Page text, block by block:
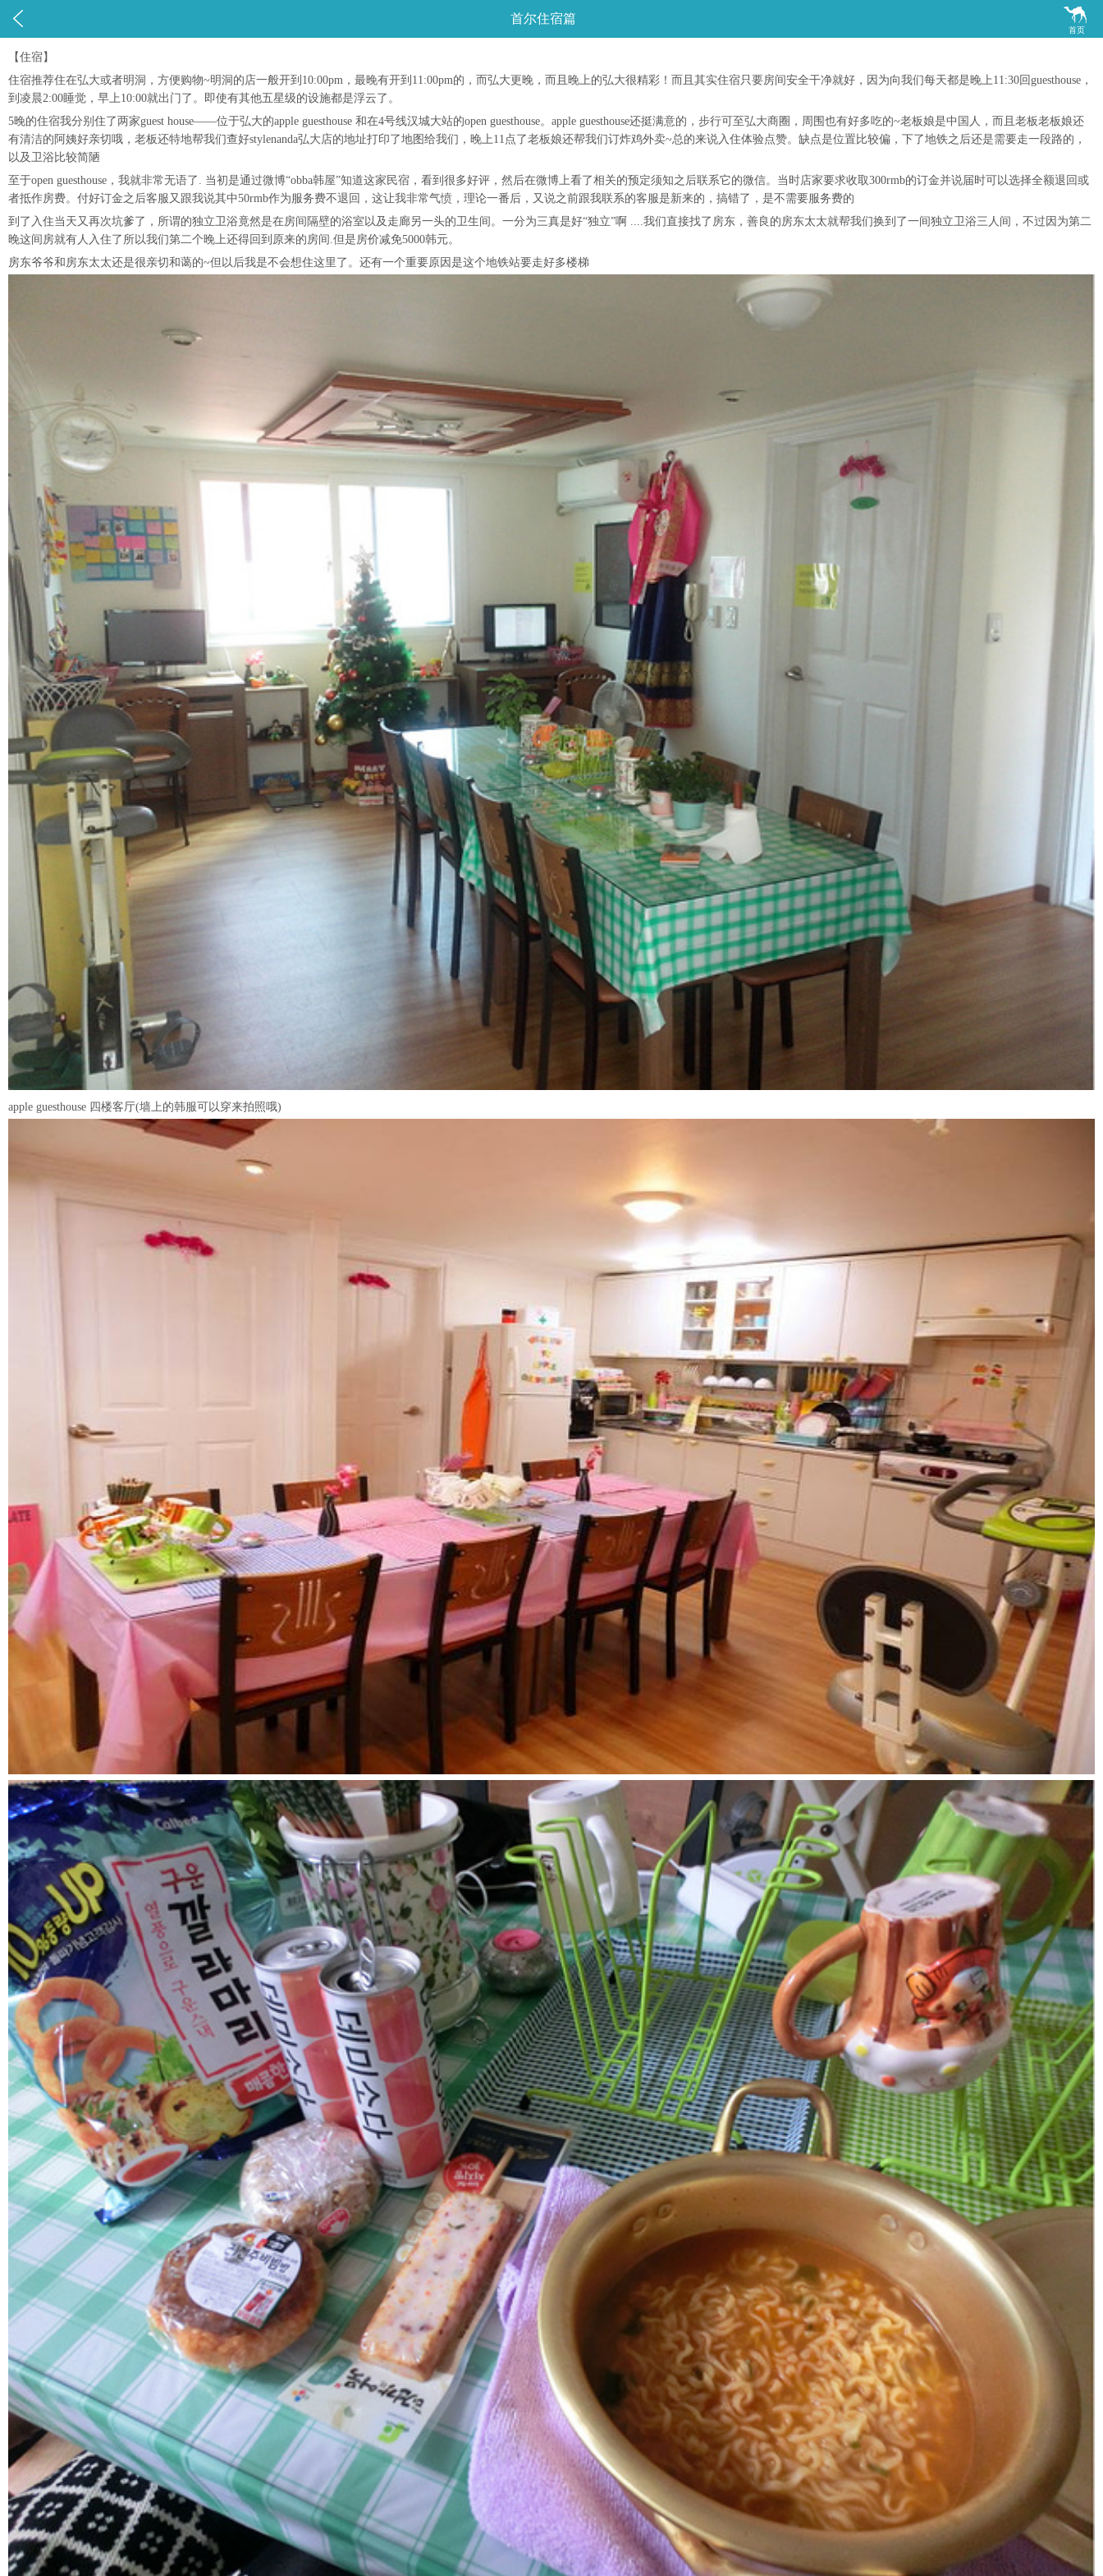
 
首页
首尔住宿篇
【住宿】
住宿推荐住在弘大或者明洞，方便购物~明洞的店一般开到10:00pm，最晚有开到11:00pm的，而弘大更晚，而且晚上的弘大很精彩！而且其实住宿只要房间安全干净就好，因为向我们每天都是晚上11:30回guesthouse，
到凌晨2:00睡觉，早上10:00就出门了。即使有其他五星级的设施都是浮云了。
5晚的住宿我分别住了两家guest house——位于弘大的apple guesthouse 和在4号线汉城大站的open guesthouse。apple guesthouse还挺满意的，步行可至弘大商圈，周围也有好多吃的~老板娘是中国人，而且老板老板娘还
有清洁的阿姨好亲切哦，老板还特地帮我们查好stylenanda弘大店的地址打印了地图给我们，晚上11点了老板娘还帮我们订炸鸡外卖~总的来说入住体验点赞。缺点是位置比较偏，下了地铁之后还是需要走一段路的，
以及卫浴比较简陋
至于open guesthouse，我就非常无语了. 当初是通过微博“obba韩屋”知道这家民宿，看到很多好评，然后在微博上看了相关的预定须知之后联系它的微信。当时店家要求收取300rmb的订金并说届时可以选择全额退回或
者抵作房费。付好订金之后客服又跟我说其中50rmb作为服务费不退回，这让我非常气愤，理论一番后，又说之前跟我联系的客服是新来的，搞错了，是不需要服务费的
到了入住当天又再次坑爹了，所谓的独立卫浴竟然是在房间隔壁的浴室以及走廊另一头的卫生间。一分为三真是好“独立”啊 ....我们直接找了房东，善良的房东太太就帮我们换到了一间独立卫浴三人间，不过因为第二
晚这间房就有人入住了所以我们第二个晚上还得回到原来的房间.但是房价减免5000韩元。
房东爷爷和房东太太还是很亲切和蔼的~但以后我是不会想住这里了。还有一个重要原因是这个地铁站要走好多楼梯
apple guesthouse 四楼客厅(墙上的韩服可以穿来拍照哦)